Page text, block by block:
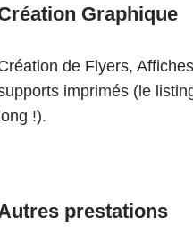
Graphique
de Flyers,
imprimés (le
!).
prestations